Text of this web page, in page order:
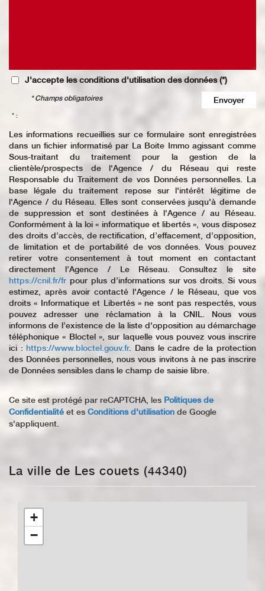
J'accepte les conditions d'utilisation des données (*)
Envoyer
* Champs obligatoires
* :
Les informations recueillies sur ce formulaire sont enregistrées
dans un fichier informatisé par La Boite Immo agissant comme
Sous-traitant du traitement pour la gestion de la
clientèle/prospects de l'Agence / du Réseau qui reste
Responsable du Traitement de vos Données personnelles. La
base légale du traitement repose sur l'intérêt légitime de
l'Agence / du Réseau. Elles sont conservées jusqu'à demande
de suppression et sont destinées à l'Agence / au Réseau.
Conformément à la loi « informatique et libertés », vous disposez
des droits d’accès, de rectification, d’effacement, d’opposition,
de limitation et de portabilité de vos données. Vous pouvez
retirer votre consentement à tout moment en contactant
directement l’Agence / Le Réseau. Consultez le site
https://cnil.fr/fr pour plus d’informations sur vos droits. Si vous
estimez, après avoir contacté l'Agence / le Réseau, que vos
droits « Informatique et Libertés » ne sont pas respectés, vous
pouvez adresser une réclamation à la CNIL. Nous vous
informons de l’existence de la liste d'opposition au démarchage
téléphonique « Bloctel », sur laquelle vous pouvez vous inscrire
ici :https://www.bloctel.gouv.fr. Dans le cadre de la protection
des Données personnelles, nous vous invitons à ne pas inscrire
de Données sensibles dans le champ de saisie libre.
Ce site est protégé par reCAPTCHA, les Politiques de
Confidentialité et es Conditions d'utilisation de Google
s'appliquent.
La ville de Les couets (44340)
+
−